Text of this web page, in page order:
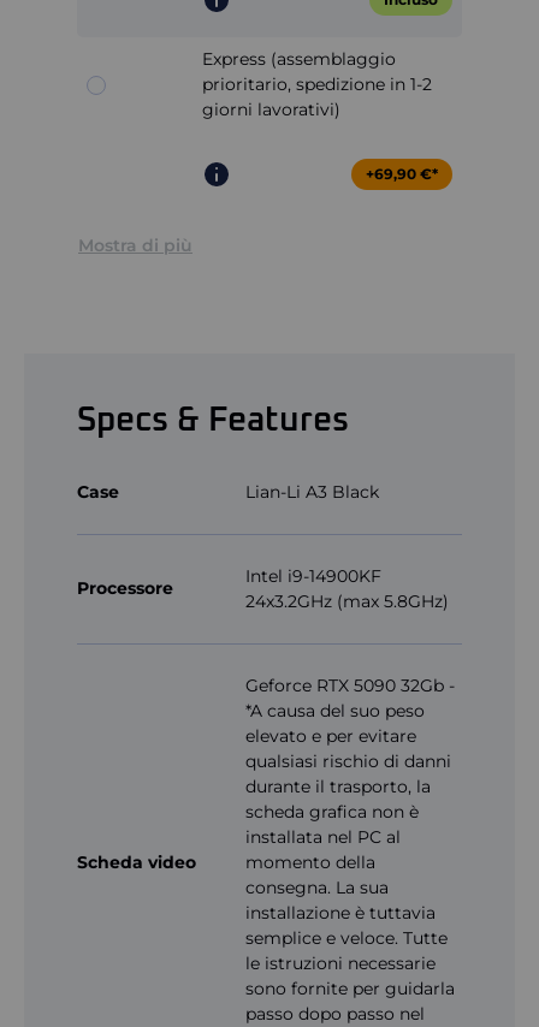
Express (assemblaggio
prioritario, spedizione in 1-2
giorni lavorativi)
+69,90 €*
Mostra di più
Specs & Features
Case Lian-Li A3 Black
Processore
Intel i9-14900KF
24x3.2GHz (max 5.8GHz)
Scheda video
Geforce RTX 5090 32Gb -
*A causa del suo peso
elevato e per evitare
qualsiasi rischio di danni
durante il trasporto, la
scheda grafica non è
installata nel PC al
momento della
consegna. La sua
installazione è tuttavia
semplice e veloce. Tutte
le istruzioni necessarie
sono fornite per guidarla
passo dopo passo nel